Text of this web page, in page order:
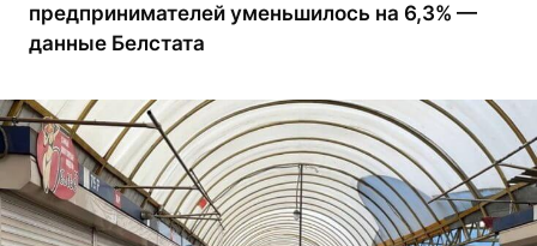
предпринимателей уменьшилось на 6,3% —
данные Белстата